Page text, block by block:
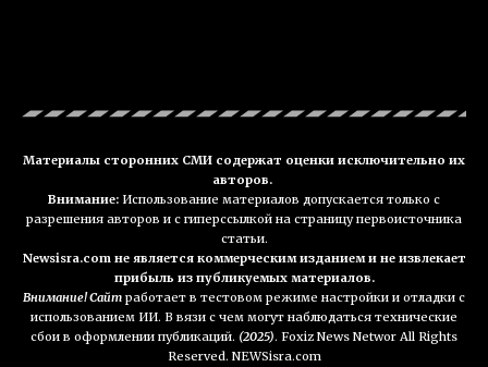
Материалы сторонних СМИ содержат оценки исключительно их
авторов.
Внимание: Использование материалов допускается только с
разрешения авторов и с гиперссылкой на страницу первоисточника
статьи.
Newsisra.com не является коммерческим изданием и не извлекает
прибыль из публикуемых материалов.
Внимание! Сайт работает в тестовом режиме настройки и отладки с
использованием ИИ. В вязи с чем могут наблюдаться технические
сбои в оформлении публикаций. (2025). Foxiz News Networ All Rights
Reserved. NEWSisra.com